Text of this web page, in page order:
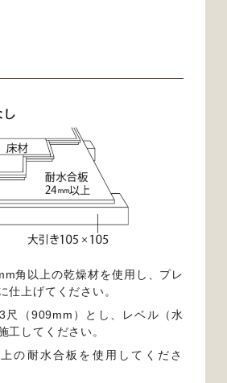
角以上の乾燥材を使用し、プレ
仕上げてください。
尺（909mm）とし、レベル（水
工してください。
の耐水合板を使用してくださ